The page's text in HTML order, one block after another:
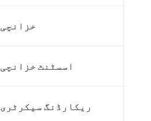
خزانچی
اسسٹنٹ خزانچی
ریکارڈنگ سیکرٹری